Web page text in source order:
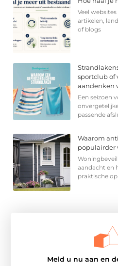
Veel
artikelen,
of blogs
sportclub of
aandenken
Een seizoen
passende
Waarom
populairder
aandacht en
praktische
Meld u nu aan en